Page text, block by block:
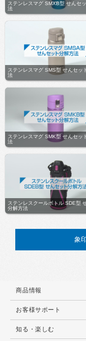
ステンレスマグ SMXB型 せんセ
法
ステンレスマグ SMS型 せんセッ
法
ステンレスマグ SMK型 せんセッ
法
ステンレスクールボトル SDE型
分解方法
象
商品情報
お客様サポート
知る・楽しむ